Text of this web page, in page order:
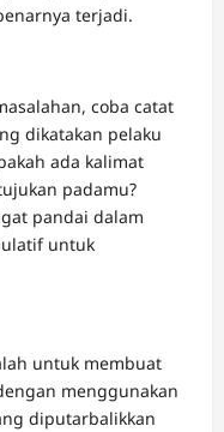
terjadi.
coba catat
dikatakan pelaku
ada kalimat
padamu?
pandai dalam
untuk
untuk membuat
menggunakan
diputarbalikkan